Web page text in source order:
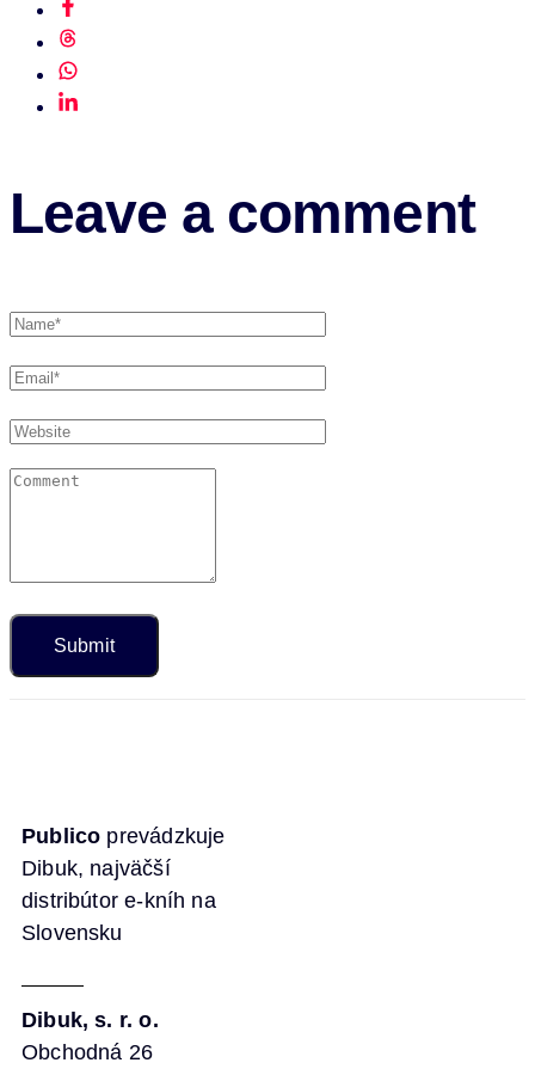
Leave a comment
Publico prevádzkuje
Dibuk, najväčší
distribútor e-kníh na
Slovensku
Dibuk, s. r. o.
Obchodná 26